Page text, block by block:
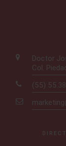
Doctor
Col.
(55)